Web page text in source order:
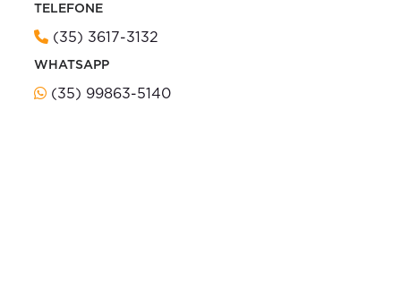
TELEFONE
(35) 3617-3132
WHATSAPP
(35) 99863-5140